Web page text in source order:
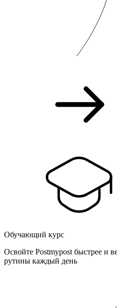
Обучающий курс
Освойте Postmypost быстрее и
рутины каждый день